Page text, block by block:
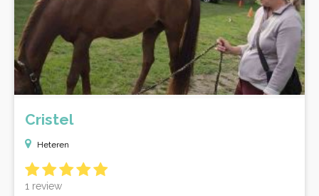
Cristel
Heteren
1 review